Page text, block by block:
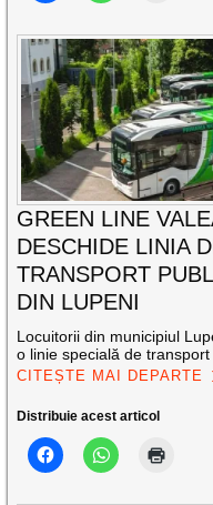
GREEN LINE
DESCHIDE LINIA
TRANSPORT
DIN LUPENI
Locuitorii din municipiul
o linie specială de
CITEȘTE MAI DEPARTE
Distribuie acest articol